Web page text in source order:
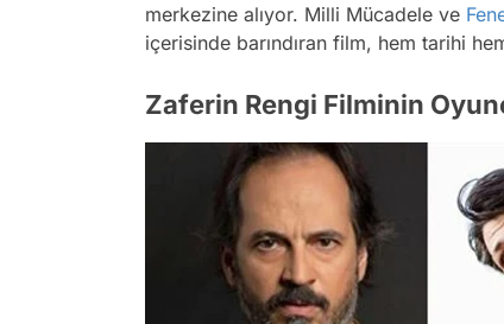
merkezine alıyor. Milli Mücadele ve
içerisinde barındıran film, hem tarihi
Zaferin Rengi Filminin